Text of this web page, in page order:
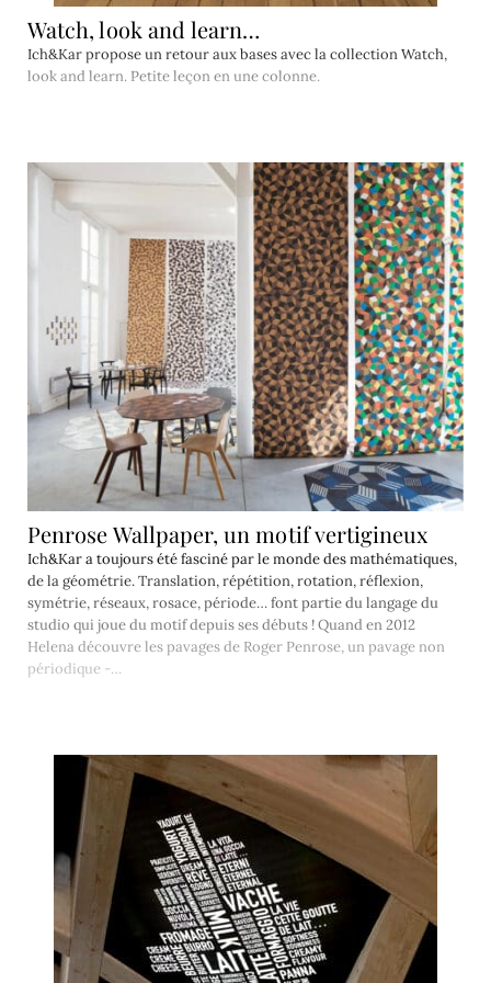
Watch, look and learn…
Ich&Kar propose un retour aux bases avec la collection Watch,
look and learn. Petite leçon en une colonne.
Penrose Wallpaper, un motif vertigineux
Ich&Kar a toujours été fasciné par le monde des mathématiques,
de la géométrie. Translation, répétition, rotation, réflexion,
symétrie, réseaux, rosace, période… font partie du langage du
studio qui joue du motif depuis ses débuts ! Quand en 2012
Helena découvre les pavages de Roger Penrose, un pavage non
périodique -…